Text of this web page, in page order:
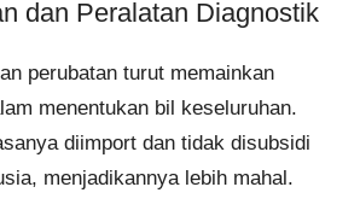
dan Peralatan Diagnostik
perubatan turut memainkan
menentukan bil keseluruhan.
diimport dan tidak disubsidi
menjadikannya lebih mahal.